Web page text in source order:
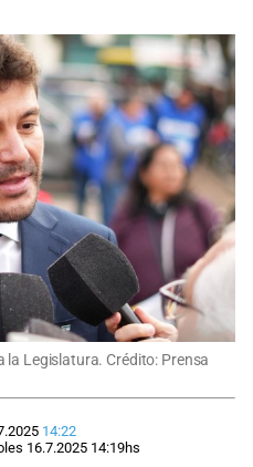
la Legislatura. Crédito: Prensa
14:22
16.7.2025 14:19hs